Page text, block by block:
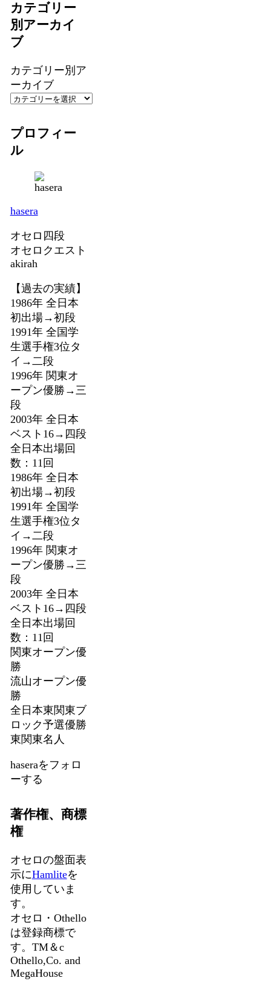
カテゴリー
別アーカイ
ブ
カテゴリー別ア
ーカイブ
プロフィー
ル
hasera
オセロ四段
オセロクエスト
akirah
【過去の実績】
1986年 全日本
初出場→初段
1991年 全国学
生選手権3位タ
イ→二段
1996年 関東オ
ープン優勝→三
段
2003年 全日本
ベスト16→四段
全日本出場回
数：11回
1986年 全日本
初出場→初段
1991年 全国学
生選手権3位タ
イ→二段
1996年 関東オ
ープン優勝→三
段
2003年 全日本
ベスト16→四段
全日本出場回
数：11回
関東オープン優
勝
流山オープン優
勝
全日本東関東ブ
ロック予選優勝
東関東名人
haseraをフォロ
ーする
著作権、商標
権
オセロの盤面表
示にHamliteを
使用していま
す。
オセロ・Othello
は登録商標で
す。TM＆c
Othello,Co. and
MegaHouse